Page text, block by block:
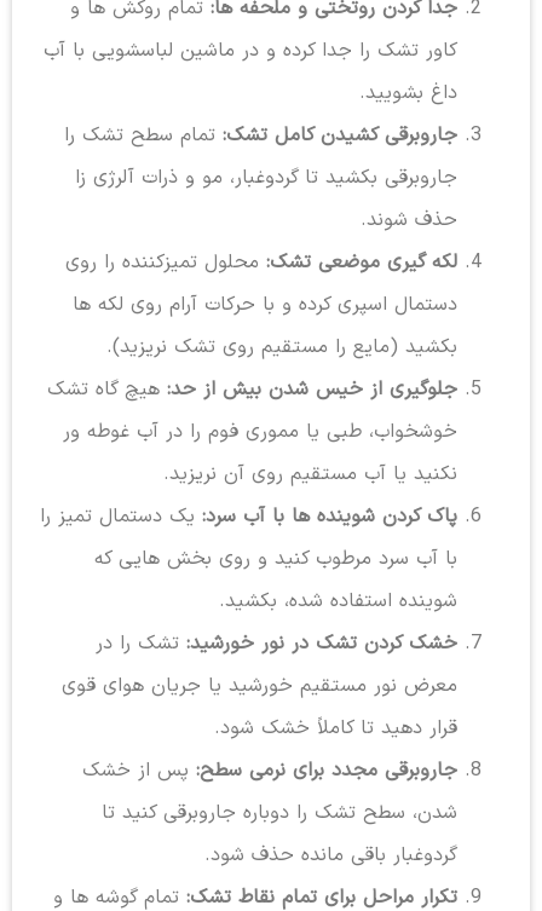
جدا کردن روتختی و ملحفه ها:تمام روکش ها و
کاور تشک را جدا کرده و در ماشین لباسشویی با آب
داغ بشویید.
جاروبرقی کشیدن کامل تشک:تمام سطح تشک را
جاروبرقی بکشید تا گردوغبار، مو و ذرات آلرژی زا
حذف شوند.
لکه گیری موضعی تشک:محلول تمیزکننده را روی
دستمال اسپری کرده و با حرکات آرام روی لکه ها
بکشید (مایع را مستقیم روی تشک نریزید).
جلوگیری از خیس شدن بیش از حد:هیچ گاه تشک
خوشخواب، طبی یا مموری فوم را در آب غوطه ور
نکنید یا آب مستقیم روی آن نریزید.
پاک کردن شوینده ها با آب سرد:یک دستمال تمیز را
با آب سرد مرطوب کنید و روی بخش هایی که
شوینده استفاده شده، بکشید.
خشک کردن تشک در نور خورشید:تشک را در
معرض نور مستقیم خورشید یا جریان هوای قوی
قرار دهید تا کاملاً خشک شود.
جاروبرقی مجدد برای نرمی سطح:پس از خشک
شدن، سطح تشک را دوباره جاروبرقی کنید تا
گردوغبار باقی مانده حذف شود.
تکرار مراحل برای تمام نقاط تشک:تمام گوشه ها و